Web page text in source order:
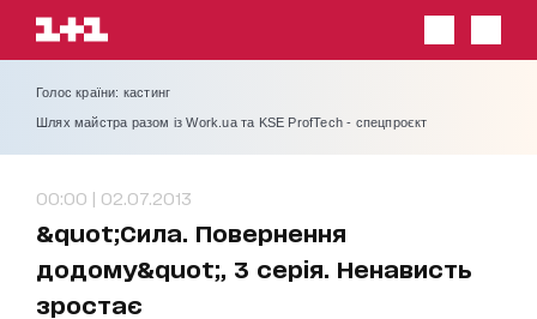
Голос країни: кастинг
Шлях майстра разом із Work.ua та KSE ProfTech - спецпроєкт
00:00 | 02.07.2013
&quot;Сила. Повернення
додому&quot;, 3 серія. Ненависть
зростає